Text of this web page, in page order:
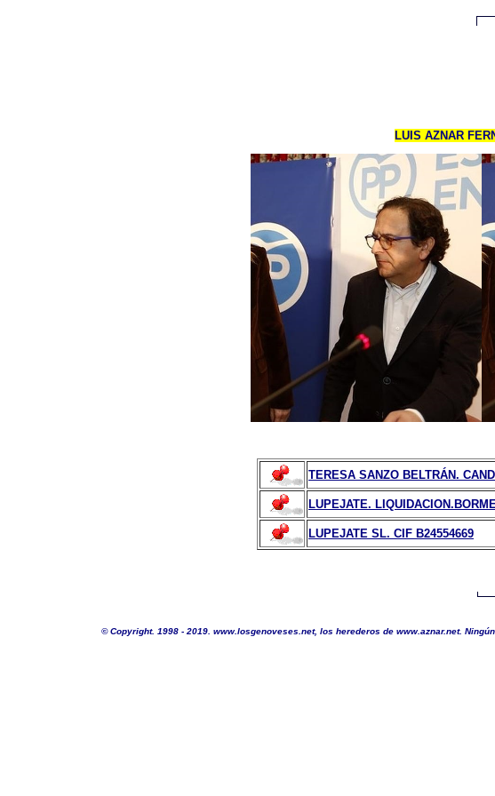
LUIS AZNAR
TERESA SANZO BELTRÁN.
LUPEJATE.
LUPEJATE SL. CIF B24554669
©Copyright. 1998 - 2019. www.losgenoveses.net, los herederos de www.aznar.net.